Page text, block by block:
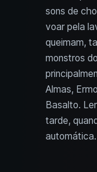
sons de
voar pela
queimam,
monstros
Almas,
Basalto.
tarde,
automática.